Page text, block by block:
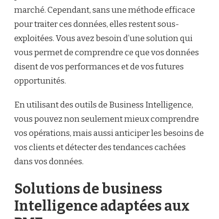
marché. Cependant, sans une méthode efficace
pour traiter ces données, elles restent sous-
exploitées. Vous avez besoin d’une solution qui
vous permet de comprendre ce que vos données
disent de vos performances et de vos futures
opportunités.
En utilisant des outils de Business Intelligence,
vous pouvez non seulement mieux comprendre
vos opérations, mais aussi anticiper les besoins de
vos clients et détecter des tendances cachées
dans vos données.
Solutions de business
Intelligence adaptées aux